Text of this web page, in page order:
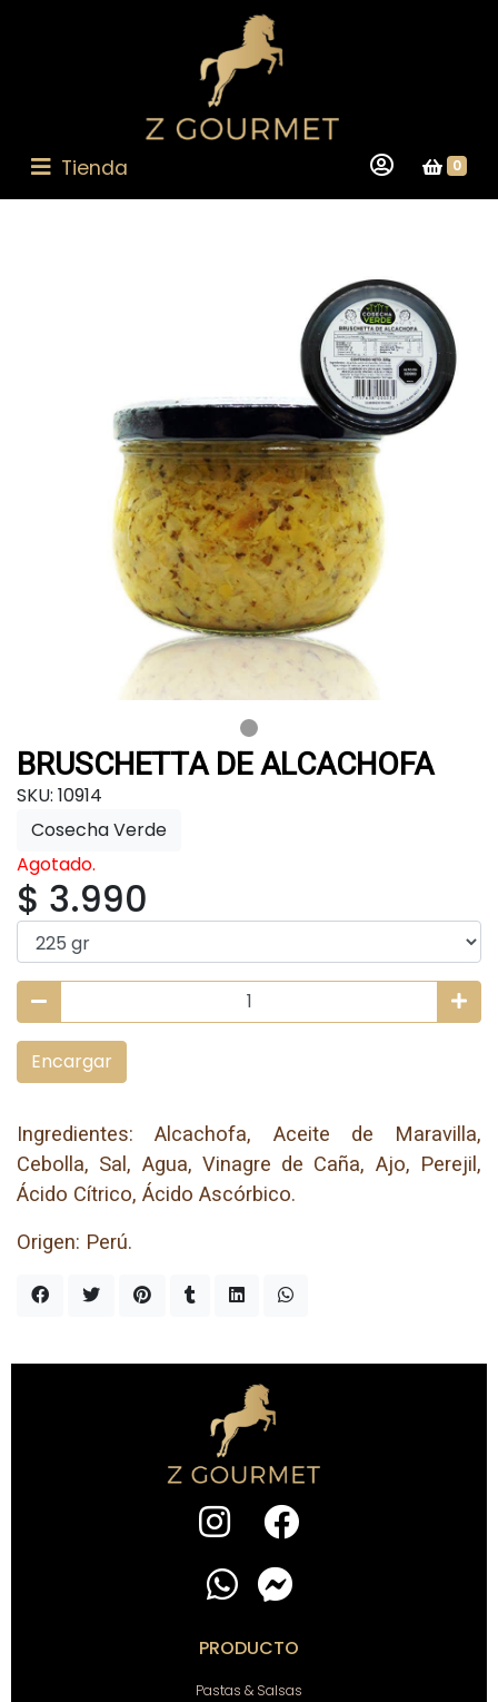
Tienda 0
BRUSCHETTA DE ALCACHOFA
SKU: 10914
Cosecha Verde
Agotado.
$ 3.990
Encargar
Ingredientes: Alcachofa, Aceite de Maravilla,
Cebolla, Sal, Agua, Vinagre de Caña, Ajo, Perejil,
Ácido Cítrico, Ácido Ascórbico.
Origen: Perú.
PRODUCTO
Pastas & Salsas